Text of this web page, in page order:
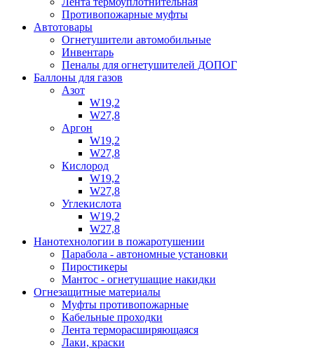
Противопожарные муфты
Автотовары
Огнетушители автомобильные
Инвентарь
Пеналы для огнетушителей ДОПОГ
Баллоны для газов
Азот
W19,2
W27,8
Аргон
W19,2
W27,8
Кислород
W19,2
W27,8
Углекислота
W19,2
W27,8
Нанотехнологии в пожаротушении
Парабола - автономные установки
Пиростикеры
Мантос - огнетушащие накидки
Огнезащитные материалы
Муфты противопожарные
Кабельные проходки
Лента терморасширяющаяся
Лаки, краски